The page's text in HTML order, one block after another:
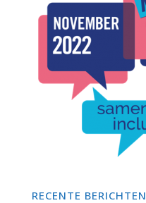
RECENTE BERICHTEN